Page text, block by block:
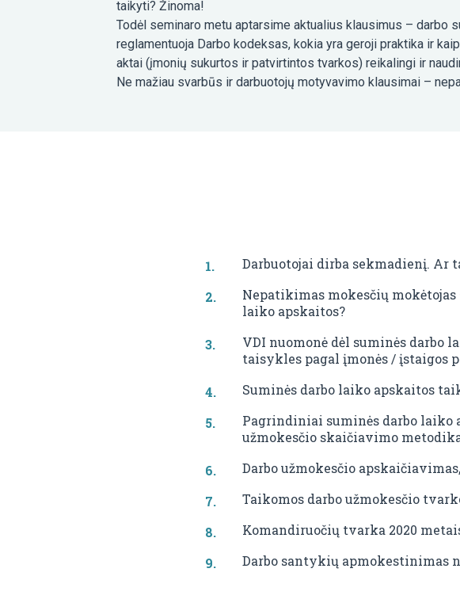
taikyti? Žinoma!
Todėl seminaro metu aptarsime aktualius klausimus –
reglamentuoja Darbo kodeksas, kokia yra geroji praktika ir
aktai (įmonių sukurtos ir patvirtintos tvarkos) reikalingi ir
Ne mažiau svarbūs ir darbuotojų motyvavimo klausimai –
Darbuotojai dirba sekmadienį.
Nepatikimas mokesčių
laiko apskaitos?
VDI nuomonė dėl suminės darbo
taisykles pagal įmonės / įstaigos
Suminės darbo laiko apskaitos
Pagrindiniai suminės darbo
užmokesčio skaičiavimo
Darbo užmokesčio
Taikomos darbo užmokesčio
Komandiruočių tvarka 2020
Darbo santykių apmokestinimas